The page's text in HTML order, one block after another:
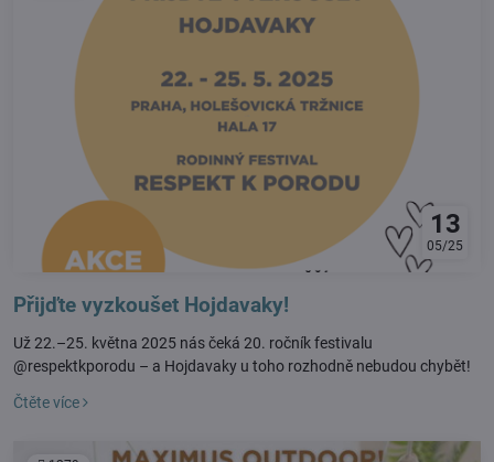
13
05/25
Přijďte vyzkoušet Hojdavaky!
Už 22.–25. května 2025 nás čeká 20. ročník festivalu
@respektkporodu – a Hojdavaky u toho rozhodně nebudou chybět!
Čtěte více